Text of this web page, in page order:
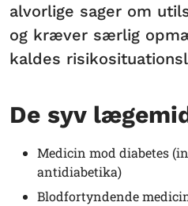
alvorlige sager om
og kræver særlig
kaldes
De syv
Medicin mod diabetes
antidiabetika)
Blodfortyndende